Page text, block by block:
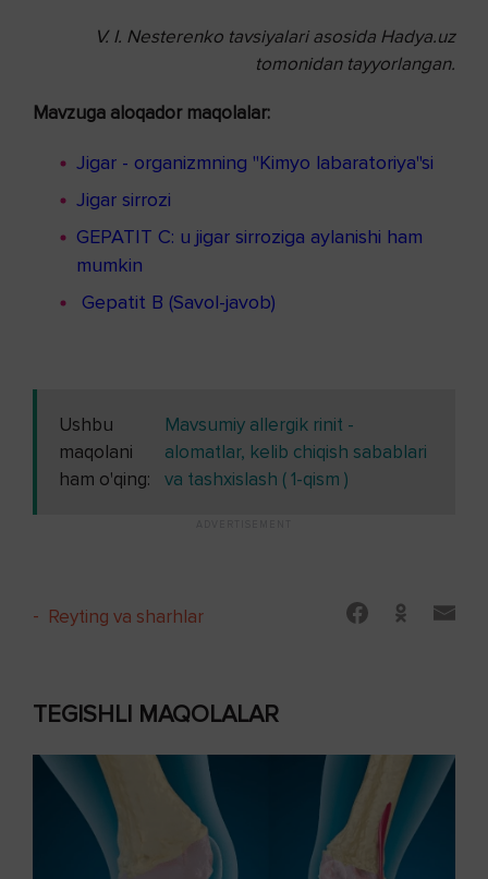
V. I. Nesterenko tavsiyalari asosida Hadya.uz
tomonidan tayyorlangan.
Mavzuga aloqador maqolalar:
Jigar - organizmning "Kimyo labaratoriya"si
Jigar sirrozi
GЕPATIT C: u jigar sirroziga aylanishi ham
mumkin
Gepatit B (Savol-javob)
Ushbu
maqolani
ham o'qing:
Mavsumiy allergik rinit -
alomatlar, kelib chiqish sabablari
va tashxislash ( 1-qism )
- Reyting va sharhlar
TEGISHLI MAQOLALAR